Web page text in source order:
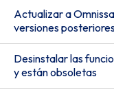
Actualizar a
versiones
Desinstalar las
y están obsoletas